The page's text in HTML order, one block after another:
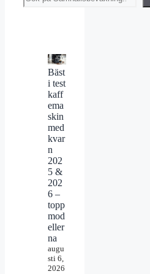
Bäst
i test
kaff
ema
skin
med
kvar
n
202
5 &
202
6 –
topp
mod
eller
na
augu
sti 6,
2026